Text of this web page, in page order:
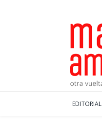
EDITORIAL